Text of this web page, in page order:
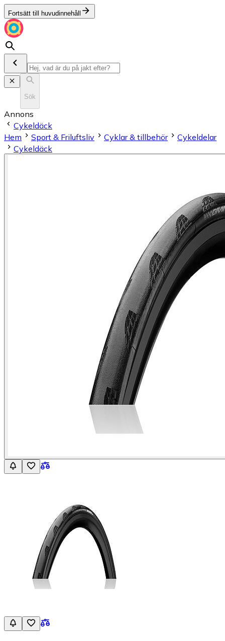
Fortsätt till huvudinnehåll
Sök
Annons
Cykeldäck
Hem
Sport & Friluftsliv Cyklar & tillbehör
Cykeldelar
Cykeldäck